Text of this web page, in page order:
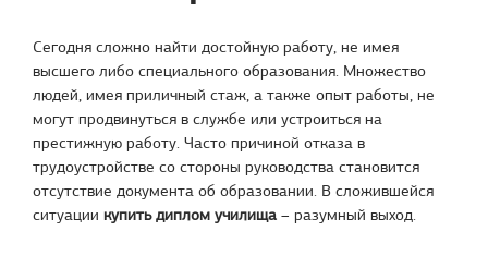
Сегодня сложно найти достойную работу, не имея
высшего либо специального образования. Множество
людей, имея приличный стаж, а также опыт работы, не
могут продвинуться в службе или устроиться на
престижную работу. Часто причиной отказа в
трудоустройстве со стороны руководства становится
отсутствие документа об образовании. В сложившейся
ситуации купить диплом училища – разумный выход.